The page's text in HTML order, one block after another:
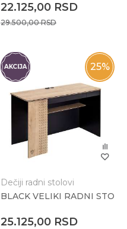
22.125,00 RSD
29.500,00RSD
25%
Dečiji radni stolovi
BLACK VELIKI RADNI STO
25.125,00 RSD